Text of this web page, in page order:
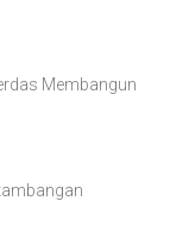
Membangun